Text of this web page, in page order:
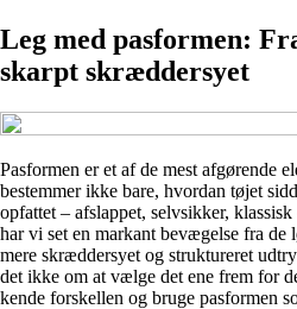
Leg med pasformen:
skarpt skræddersyet
Pasformen er et af de mest afgørende
bestemmer ikke bare, hvordan tøjet
opfattet – afslappet, selvsikker,
har vi set en markant bevægelse fra de
mere skræddersyet og struktureret
det ikke om at vælge det ene frem for
kende forskellen og bruge pasformen